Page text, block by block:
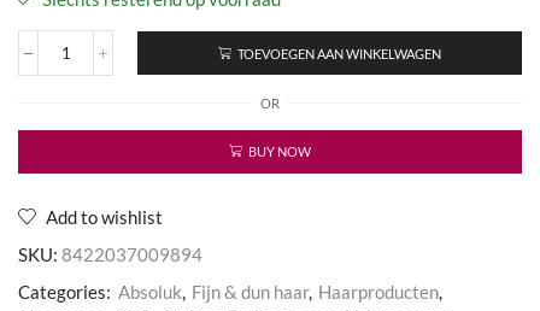
Extreme
aantal
TOEVOEGEN AAN WINKELWAGEN
OR
BUY NOW
Add to wishlist
SKU: 8422037009894
Categories: Absoluk, Fijn & dun haar, Haarproducten,